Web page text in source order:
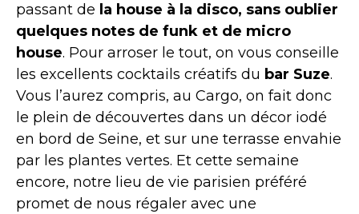
passant de la house à la disco, sans oublier
quelques notes de funk et de micro
house. Pour arroser le tout, on vous conseille
les excellents cocktails créatifs du bar Suze.
Vous l’aurez compris, au Cargo, on fait donc
le plein de découvertes dans un décor iodé
en bord de Seine, et sur une terrasse envahie
par les plantes vertes. Et cette semaine
encore, notre lieu de vie parisien préféré
promet de nous régaler avec une